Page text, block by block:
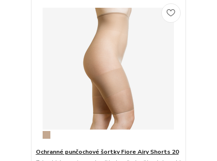
Ochranné punčochové šortky Fiore Airy Shorts 20